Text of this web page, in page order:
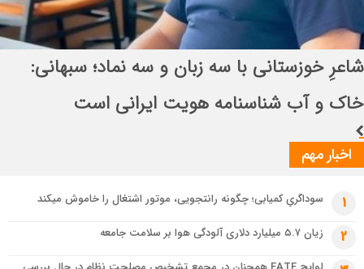
تسهیل تردد زائران؛ احتمال تداوم رایگان بودن مترو تهران تا پایان اربعین
3 هفته قبل
شاعرِ خوزستانی با سه زبان و سه نماد؛ سبهانی: خاک و آب شناسنامه هویت
ایرانی است
انتصاب راهبردی در قرارگاه بین‌المللی سازندگی
اباصالح المهدی (عج)
اخبار مهم
1 سوداگریِ کمیابی؛ چگونه رانتجویی، موتور اشتغال را خاموش میکند
2 زیان ۵.۷ میلیارد دلاری آلودگی هوا بر سلامت جامعه